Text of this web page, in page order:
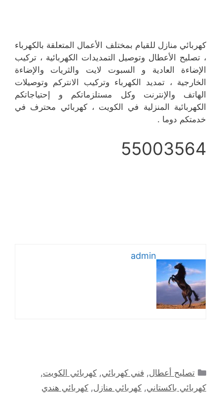
كهربائي منازل للقيام بمختلف الأعمال المتعلقة بالكهرباء
، تصليح الأعطال وتوصيل التمديدات الكهربائية ، تركيب
الإضاءة العادية و السبوت لايت والثريات والإضاءة
الخارجية ، تمديد الكهرباء وتركيب الانتركم وتوصيلات
الهاتف والإنترنت وكل مستلزماتكم و إحتياجاتكم
الكهربائية المنزلية في الكويت ، كهربائي محترف في
خدمتكم دوما .
55003564
admin
التصنيفات
تصليح أعطال, فني كهربائي,كهربائي الكويت,
كهربائي باكستاني, كهربائي منازل, كهربائي هندي